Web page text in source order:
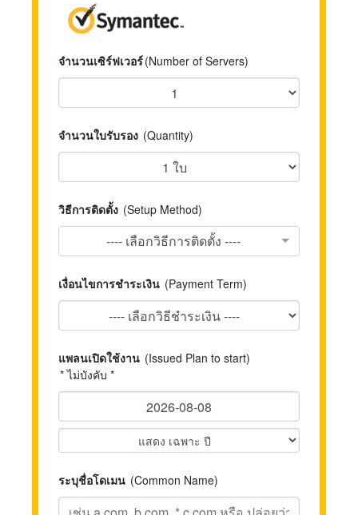
จำนวนเซิร์ฟเวอร์(Number of Servers)
จำนวนใบรับรอง (Quantity)
วิธีการติดตั้ง (Setup Method)
---- เลือกวิธีการติดตั้ง ----
เงื่อนไขการชำระเงิน (Payment Term)
แพลนเปิดใช้งาน (Issued Plan to start)
* ไม่บังคับ *
ระบุชื่อโดเมน (Common Name)